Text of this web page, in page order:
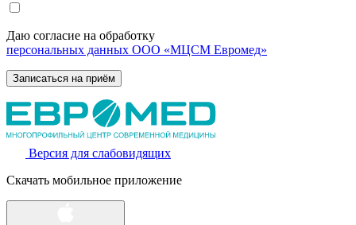
Даю согласие на обработку
персональных данных ООО «МЦСМ Евромед»
Версия для слабовидящих
Скачать мобильное приложение